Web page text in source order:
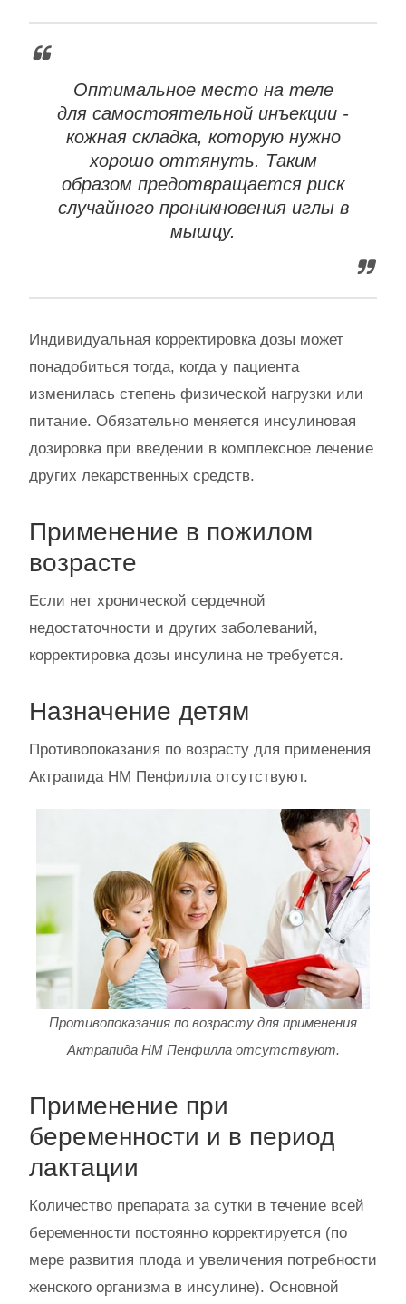
Оптимальное место на теле
для самостоятельной инъекции -
кожная складка, которую нужно
хорошо оттянуть. Таким
образом предотвращается риск
случайного проникновения иглы в
мышцу.
Индивидуальная корректировка дозы может
понадобиться тогда, когда у пациента
изменилась степень физической нагрузки или
питание. Обязательно меняется инсулиновая
дозировка при введении в комплексное лечение
других лекарственных средств.
Применение в пожилом
возрасте
Если нет хронической сердечной
недостаточности и других заболеваний,
корректировка дозы инсулина не требуется.
Назначение детям
Противопоказания по возрасту для применения
Актрапида НМ Пенфилла отсутствуют.
Противопоказания по возрасту для применения
Актрапида НМ Пенфилла отсутствуют.
Применение при
беременности и в период
лактации
Количество препарата за сутки в течение всей
беременности постоянно корректируется (по
мере развития плода и увеличения потребности
женского организма в инсулине). Основной